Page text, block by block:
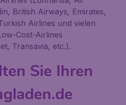
British Airways, Emirates,
Airlines und vielen
Cost-Airlines
Transavia, etc.).
Sie Ihren